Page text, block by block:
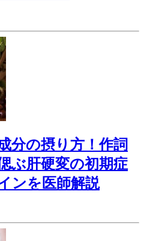
分の摂り方！作詞
ぶ肝硬変の初期症
ンを医師解説